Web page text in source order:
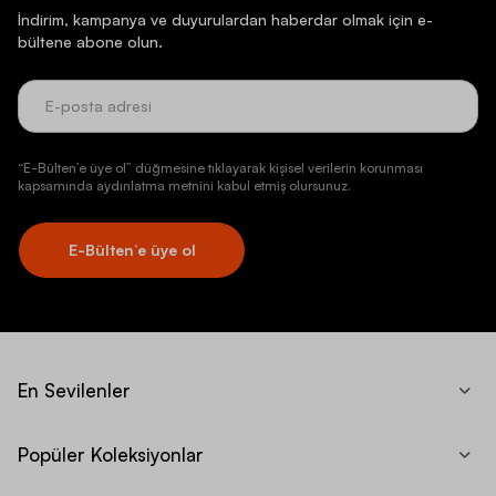
İndirim, kampanya ve duyurulardan haberdar olmak için e-
bültene abone olun.
“E-Bülten’e üye ol” düğmesine tıklayarak kişisel verilerin korunması
kapsamında aydınlatma metnini kabul etmiş olursunuz.
E-Bülten’e üye ol
En Sevilenler
Popüler Koleksiyonlar